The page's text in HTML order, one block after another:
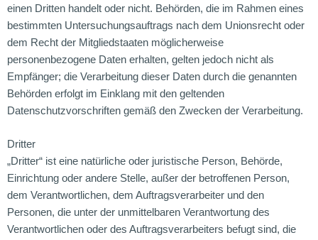
einen Dritten handelt oder nicht. Behörden, die im Rahmen eines
bestimmten Untersuchungsauftrags nach dem Unionsrecht oder
dem Recht der Mitgliedstaaten möglicherweise
personenbezogene Daten erhalten, gelten jedoch nicht als
Empfänger; die Verarbeitung dieser Daten durch die genannten
Behörden erfolgt im Einklang mit den geltenden
Datenschutzvorschriften gemäß den Zwecken der Verarbeitung.
Dritter
„Dritter“ ist eine natürliche oder juristische Person, Behörde,
Einrichtung oder andere Stelle, außer der betroffenen Person,
dem Verantwortlichen, dem Auftragsverarbeiter und den
Personen, die unter der unmittelbaren Verantwortung des
Verantwortlichen oder des Auftragsverarbeiters befugt sind, die